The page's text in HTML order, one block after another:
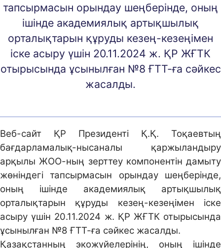
тапсырмасын орындау шеңберінде, оның
ішінде академиялық артықшылық
орталықтарын құруды кезең-кезеңімен
іске асыру үшін 20.11.2024 ж. ҚР ЖҒТК
отырысында ұсынылған №8 ҒТТ-ға сәйкес
жасалды.
Веб-сайт ҚР Президенті Қ.Қ. Тоқаевтың
бағдарламалық-нысаналы қаржыландыру
арқылы ЖОО-ның зерттеу компонентін дамыту
жөніндегі тапсырмасын орындау шеңберінде,
оның ішінде академиялық артықшылық
орталықтарын құруды кезең-кезеңімен іске
асыру үшін 20.11.2024 ж. ҚР ЖҒТК отырысында
ұсынылған №8 ҒТТ-ға сәйкес жасалды.
Қазақстанның экожүйелерінің, оның ішінде